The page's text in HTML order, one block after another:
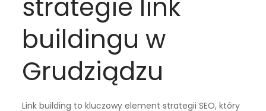
strategie link
buildingu w
Grudziądzu
Link building to kluczowy element strategii SEO, który